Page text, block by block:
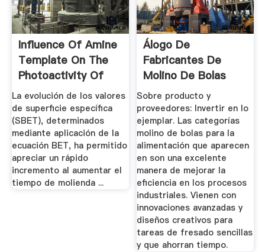
Influence Of Amine
Template On The
Photoactivity Of
TiO2 ...
La evolución de los valores
de superficie específica
(SBET), determinados
mediante aplicación de la
ecuación BET, ha permitido
apreciar un rápido
incremento al aumentar el
tiempo de molienda ...
Álogo De
Fabricantes De
Molino De Bolas
Para La ...
Sobre producto y
proveedores: Invertir en lo
ejemplar. Las categorías
molino de bolas para la
alimentación que aparecen
en son una excelente
manera de mejorar la
eficiencia en los procesos
industriales. Vienen con
innovaciones avanzadas y
diseños creativos para
tareas de fresado sencillas
y que ahorran tiempo.